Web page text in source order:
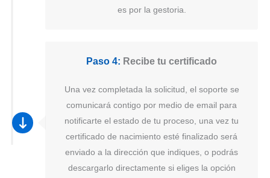
es por la gestoria.
Paso 4: Recibe tu certificado
Una vez completada la solicitud, el soporte se
comunicará contigo por medio de email para
notificarte el estado de tu proceso, una vez tu
certificado de nacimiento esté finalizado será
enviado a la dirección que indiques, o podrás
descargarlo directamente si eliges la opción